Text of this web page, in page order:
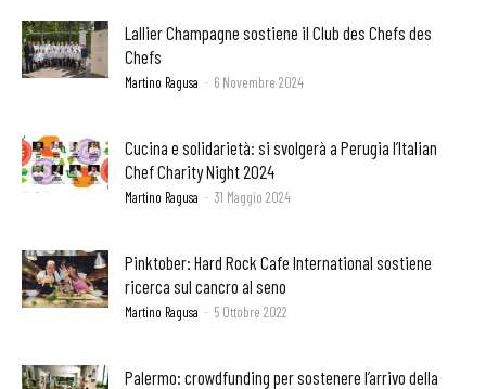
Lallier Champagne sostiene il Club des Chefs des
Chefs
Martino Ragusa - 6 Novembre 2024
Cucina e solidarietà: si svolgerà a Perugia l’Italian
Chef Charity Night 2024
Martino Ragusa - 31 Maggio 2024
Pinktober: Hard Rock Cafe International sostiene
ricerca sul cancro al seno
Martino Ragusa - 5 Ottobre 2022
Palermo: crowdfunding per sostenere l’arrivo della